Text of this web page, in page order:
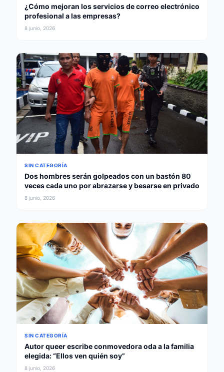
¿Cómo mejoran los servicios de correo electrónico
profesional a las empresas?
8 junio, 2026
SIN CATEGORÍA
Dos hombres serán golpeados con un bastón 80
veces cada uno por abrazarse y besarse en privado
8 junio, 2026
SIN CATEGORÍA
Autor queer escribe conmovedora oda a la familia
elegida: “Ellos ven quién soy”
8 junio, 2026